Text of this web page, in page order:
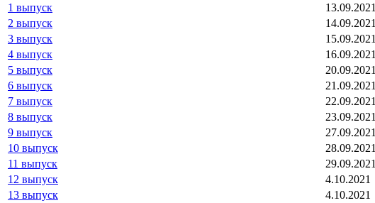
1 выпуск
13.09.2021
2 выпуск
14.09.2021
3 выпуск
15.09.2021
4 выпуск
16.09.2021
5 выпуск
20.09.2021
6 выпуск
21.09.2021
7 выпуск
22.09.2021
8 выпуск
23.09.2021
9 выпуск
27.09.2021
10 выпуск
28.09.2021
11 выпуск
29.09.2021
12 выпуск
4.10.2021
13 выпуск
4.10.2021